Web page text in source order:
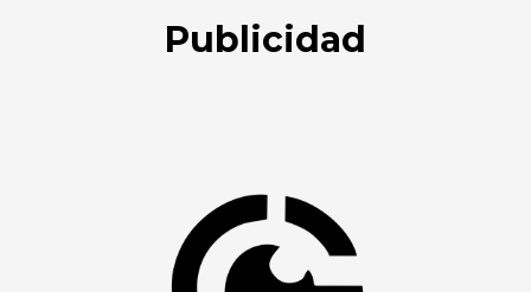
Publicidad